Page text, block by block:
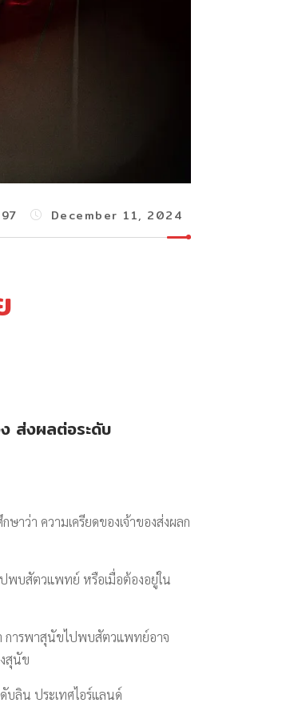
December 11, 2024
ง ส่งผลต่อระดับ
าว่า ความเครียดของเจ้าของส่งผลก
ปพบสัตวแพทย์ หรือเมื่อต้องอยู่ใน
การพาสุนัขไปพบสัตวแพทย์อาจ
สุนัข
บลิน ประเทศไอร์แลนด์